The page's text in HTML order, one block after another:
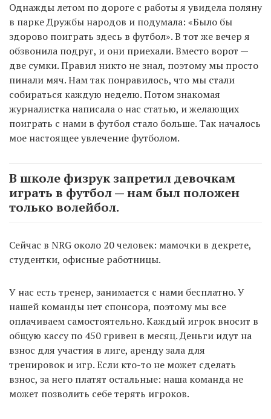
Однажды летом по дороге с работы я увидела поляну
в парке Дружбы народов и подумала: «Было бы
здорово поиграть здесь в футбол». В тот же вечер я
обзвонила подруг, и они приехали. Вместо ворот —
две сумки. Правил никто не знал, поэтому мы просто
пинали мяч. Нам так понравилось, что мы стали
собираться каждую неделю. Потом знакомая
журналистка написала о нас статью, и желающих
поиграть с нами в футбол стало больше. Так началось
мое настоящее увлечение футболом.
В школе физрук запретил девочкам
играть в футбол — нам был положен
только волейбол.
Сейчас в NRG около 20 человек: мамочки в декрете,
студентки, офисные работницы.
У нас есть тренер, занимается с нами бесплатно. У
нашей команды нет спонсора, поэтому мы все
оплачиваем самостоятельно. Каждый игрок вносит в
общую кассу по 450 гривен в месяц. Деньги идут на
взнос для участия в лиге, аренду зала для
тренировок и игр. Если кто-то не может сделать
взнос, за него платят остальные: наша команда не
может позволить себе терять игроков.